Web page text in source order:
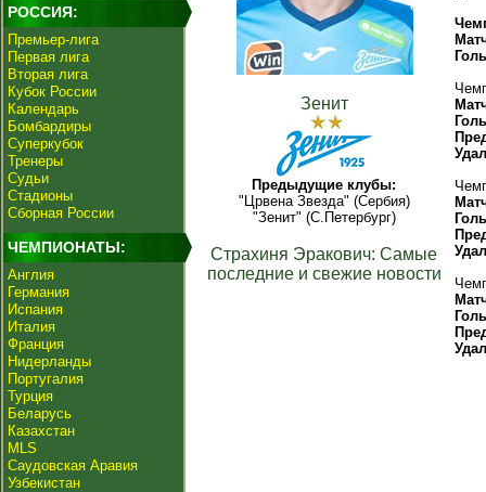
РОССИЯ:
Премьер-лига
Первая лига
Вторая лига
Кубок России
Календарь
Бомбардиры
Суперкубок
Тренеры
Судьи
Стадионы
Сборная России
ЧЕМПИОНАТЫ:
Англия
Германия
Испания
Италия
Франция
Нидерланды
Португалия
Турция
Беларусь
Казахстан
MLS
Саудовская Аравия
Узбекистан
Зенит
Предыдущие клубы:
"Црвена Звезда" (Сербия)
"Зенит" (С.Петербург)
Страхиня Эракович: Самые
последние и свежие новости